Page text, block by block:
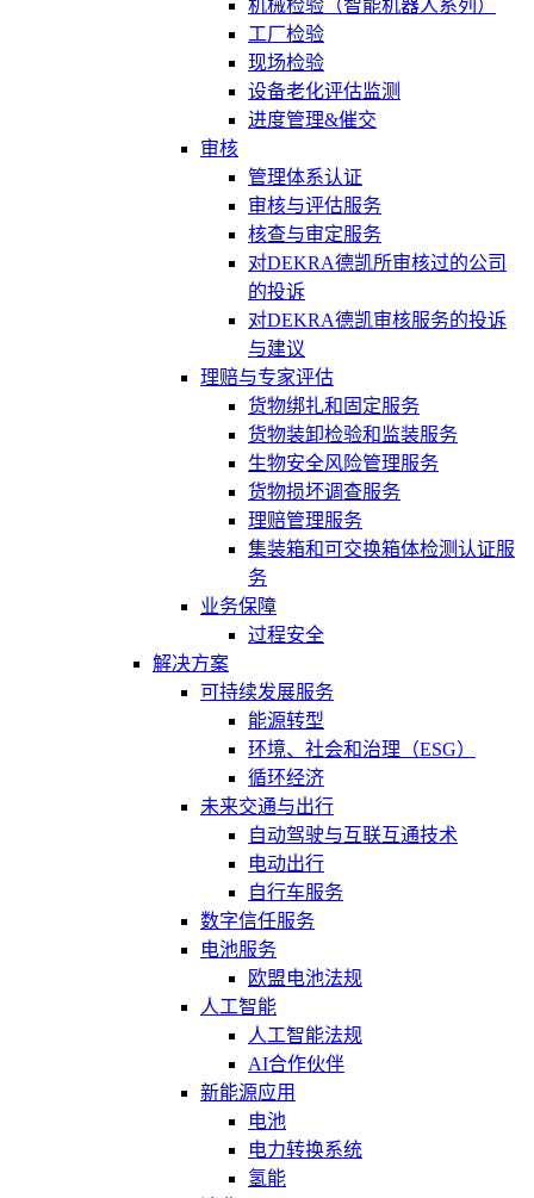
机械检验（智能机器人系列）
工厂检验
现场检验
设备老化评估监测
进度管理&催交
审核
管理体系认证
审核与评估服务
核查与审定服务
对DEKRA德凯所审核过的公司
的投诉
对DEKRA德凯审核服务的投诉
与建议
理赔与专家评估
货物绑扎和固定服务
货物装卸检验和监装服务
生物安全风险管理服务
货物损坏调查服务
理赔管理服务
集装箱和可交换箱体检测认证服
务
业务保障
过程安全
解决方案
可持续发展服务
能源转型
环境、社会和治理（ESG）
循环经济
未来交通与出行
自动驾驶与互联互通技术
电动出行
自行车服务
数字信任服务
电池服务
欧盟电池法规
人工智能
人工智能法规
AI合作伙伴
新能源应用
电池
电力转换系统
氢能